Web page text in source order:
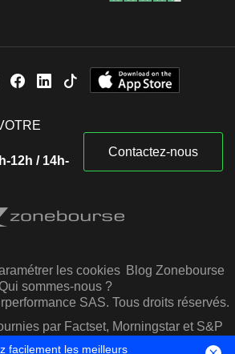
12h / 14h-
Contactez-nous
les cookies Blog Zonebourse
sommes-nous ?
SAS. Tous droits réservés.
par Factset, Morningstar et S&P
Capital IQ
facilement les meilleurs